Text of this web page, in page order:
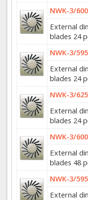
NWK-3/
External
blades 24
NWK-3/
External
blades 24
NWK-3/
External
blades 24
NWK-3/
External
blades 48
NWK-3/
External